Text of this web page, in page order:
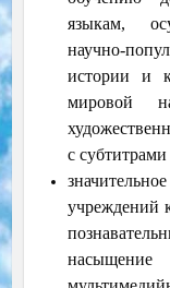
языкам,
научно-
истории и
мировой
с
учреждений